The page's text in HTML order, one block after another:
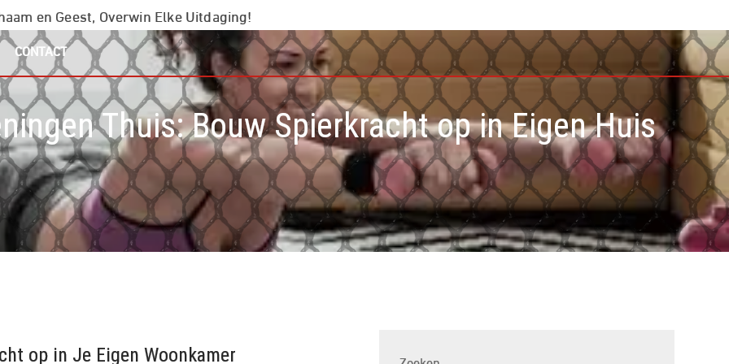
en Geest, Overwin Elke Uitdaging!
CONTACT
Thuis: Bouw Spierkracht op in Eigen Huis
op in Je Eigen Woonkamer